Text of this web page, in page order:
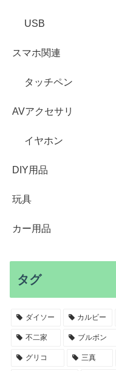
USB
スマホ関連
タッチペン
AVアクセサリ
イヤホン
DIY用品
玩具
カー用品
タグ
ダイソー カルビー
不二家 ブルボン
グリコ 三真